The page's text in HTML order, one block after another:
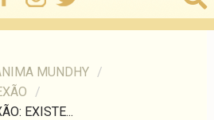
MUNDHY /
/
EXISTE...